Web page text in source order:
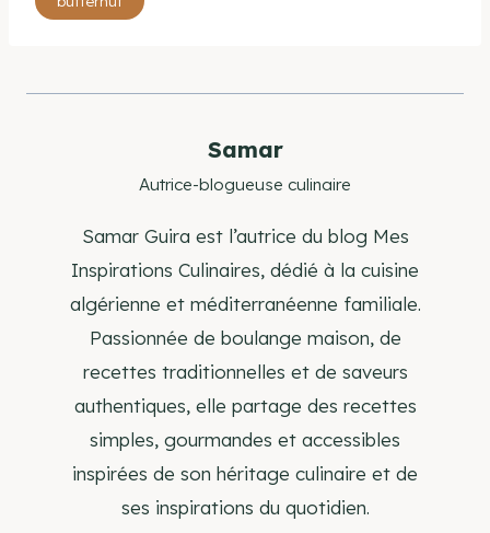
de
publication :
Samar
Autrice-blogueuse culinaire
Samar Guira est l’autrice du blog Mes
Inspirations Culinaires, dédié à la cuisine
algérienne et méditerranéenne familiale.
Passionnée de boulange maison, de
recettes traditionnelles et de saveurs
authentiques, elle partage des recettes
simples, gourmandes et accessibles
inspirées de son héritage culinaire et de
ses inspirations du quotidien.